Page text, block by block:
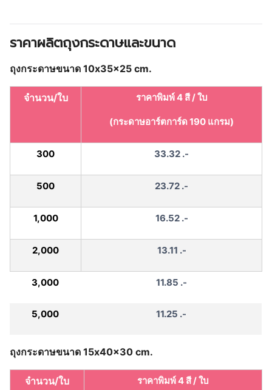
ราคาผลิตถุงกระดาษและขนาด
ถุงกระดาษขนาด 10x35x25 cm.
จำนวน/ใบ ราคาพิมพ์ 4 สี / ใบ
(กระดาษอาร์ตการ์ด 190 แกรม)
300 33.32 .-
500 23.72 .-
1,000 16.52 .-
2,000 13.11 .-
3,000 11.85 .-
5,000 11.25 .-
ถุงกระดาษขนาด 15x40x30 cm.
จำนวน/ใบ ราคาพิมพ์ 4 สี / ใบ